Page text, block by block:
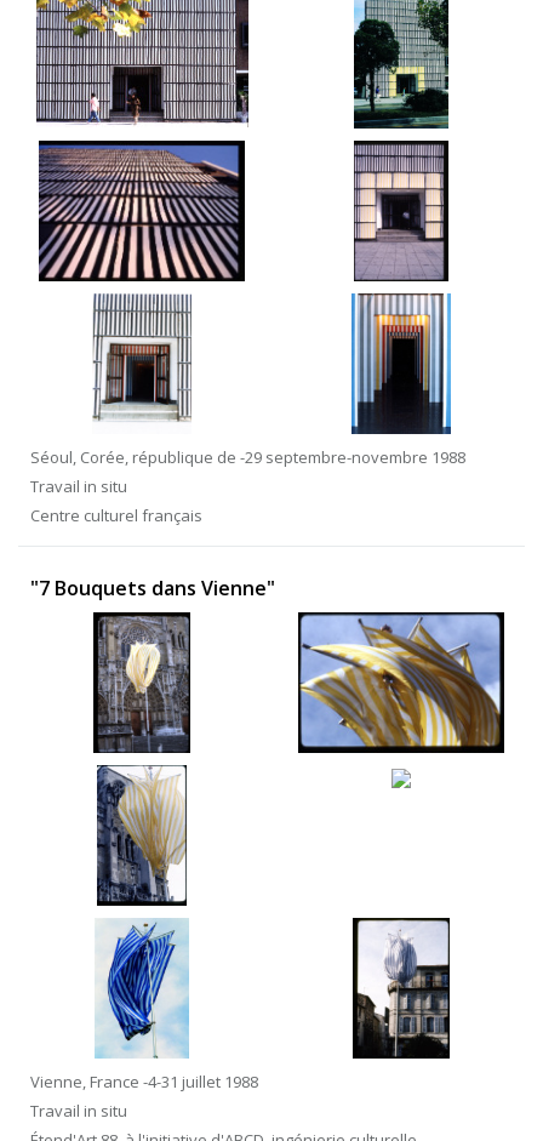
Séoul, Corée, république de -29 septembre-novembre 1988
Travail in situ
Centre culturel français
"7 Bouquets dans Vienne"
Vienne, France -4-31 juillet 1988
Travail in situ